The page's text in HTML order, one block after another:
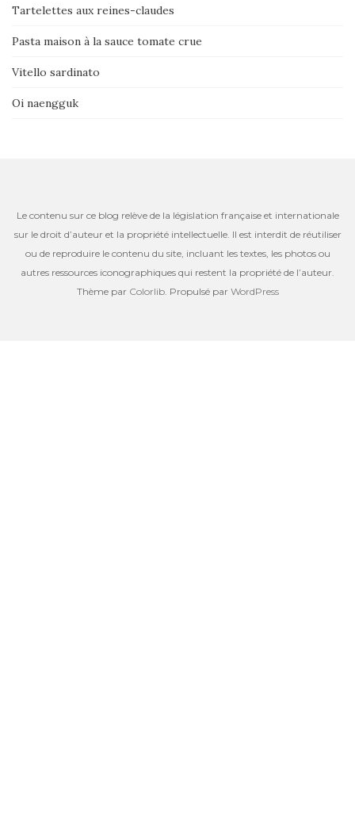
Tartelettes aux reines-claudes
Pasta maison à la sauce tomate crue
Vitello sardinato
Oi naengguk
Le contenu sur ce blog relève de la législation française et internationale
sur le droit d’auteur et la propriété intellectuelle. Il est interdit de réutiliser
ou de reproduire le contenu du site, incluant les textes, les photos ou
autres ressources iconographiques qui restent la propriété de l’auteur.
Thème par Colorlib. Propulsé par WordPress